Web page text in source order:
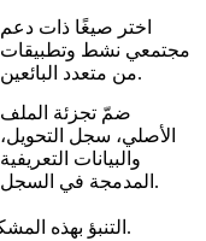
اختر صيغًا ذات دعم
مجتمعي نشط وتطبيقات
من متعدد البائعين.
ضمّ تجزئة الملف
الأصلي، سجل التحويل،
والبيانات التعريفية
المدمجة في السجل.
التنبؤ بهذه المشكلات مبكرًا يوفر أسابيع من العمل الإضافي.